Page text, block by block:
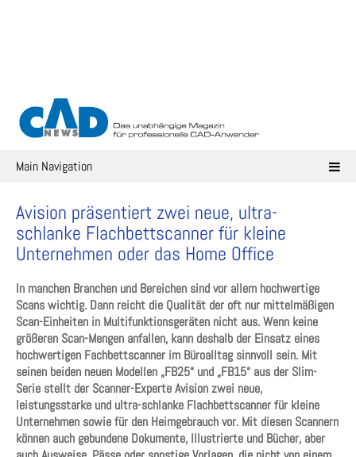
Main Navigation
Avision präsentiert zwei neue, ultra-
schlanke Flachbettscanner für kleine
Unternehmen oder das Home Office
In manchen Branchen und Bereichen sind vor allem hochwertige
Scans wichtig. Dann reicht die Qualität der oft nur mittelmäßigen
Scan-Einheiten in Multifunktionsgeräten nicht aus. Wenn keine
größeren Scan-Mengen anfallen, kann deshalb der Einsatz eines
hochwertigen Fachbettscanner im Büroalltag sinnvoll sein. Mit
seinen beiden neuen Modellen „FB25“ und „FB15“ aus der Slim-
Serie stellt der Scanner-Experte Avision zwei neue,
leistungsstarke und ultra-schlanke Flachbettscanner für kleine
Unternehmen sowie für den Heimgebrauch vor. Mit diesen Scannern
können auch gebundene Dokumente, Illustrierte und Bücher, aber